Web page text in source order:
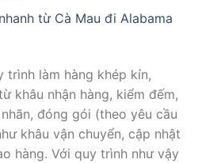
từ Cà Mau đi Alabama
trình làm hàng khép kín,
khâu nhận hàng, kiểm đếm,
đóng gói (theo yêu cầu
khâu vận chuyển, cập nhật
hàng. Với quy trình như vậy